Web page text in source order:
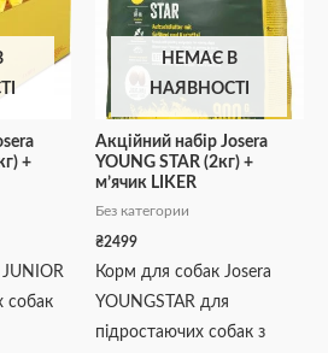
+
собак
НЕМАЄ В
НАЯВНОСТІ
Акційний набір Josera
YOUNG STAR (2кг) +
м’ячик LIKER
Без категории
₴2499
Корм для собак Josera
YOUNGSTAR для
підростаючих собак з